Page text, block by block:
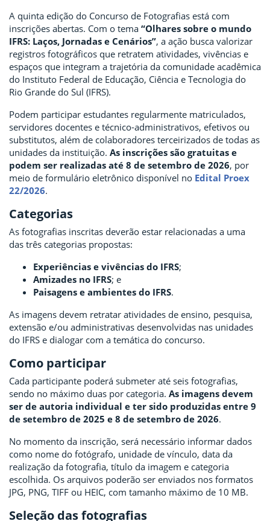
A quinta edição do Concurso de Fotografias está com
inscrições abertas. Com o tema “Olhares sobre o mundo
IFRS: Laços, Jornadas e Cenários”, a ação busca valorizar
registros fotográficos que retratem atividades, vivências e
espaços que integram a trajetória da comunidade acadêmica
do Instituto Federal de Educação, Ciência e Tecnologia do
Rio Grande do Sul (IFRS).
Podem participar estudantes regularmente matriculados,
servidores docentes e técnico-administrativos, efetivos ou
substitutos, além de colaboradores terceirizados de todas as
unidades da instituição. As inscrições são gratuitas e
podem ser realizadas até 8 de setembro de 2026, por
meio de formulário eletrônico disponível no Edital Proex
22/2026.
Categorias
As fotografias inscritas deverão estar relacionadas a uma
das três categorias propostas:
Experiências e vivências do IFRS;
Amizades no IFRS; e
Paisagens e ambientes do IFRS.
As imagens devem retratar atividades de ensino, pesquisa,
extensão e/ou administrativas desenvolvidas nas unidades
do IFRS e dialogar com a temática do concurso.
Como participar
Cada participante poderá submeter até seis fotografias,
sendo no máximo duas por categoria. As imagens devem
ser de autoria individual e ter sido produzidas entre 9
de setembro de 2025 e 8 de setembro de 2026.
No momento da inscrição, será necessário informar dados
como nome do fotógrafo, unidade de vínculo, data da
realização da fotografia, título da imagem e categoria
escolhida. Os arquivos poderão ser enviados nos formatos
JPG, PNG, TIFF ou HEIC, com tamanho máximo de 10 MB.
Seleção das fotografias